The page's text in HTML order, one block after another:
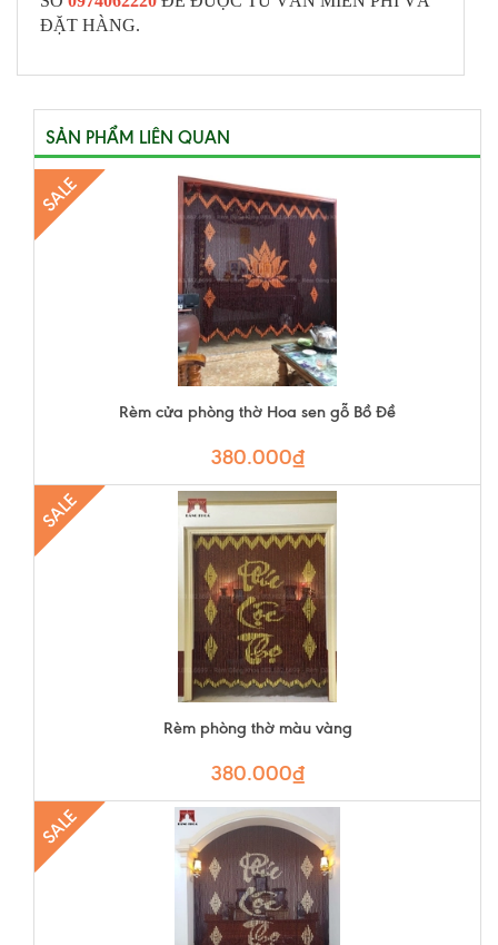
ĐẶT HÀNG.
SẢN PHẨM LIÊN QUAN
SALE
Rèm cửa phòng thờ Hoa sen gỗ Bồ Đề
380.000₫
SALE
Rèm phòng thờ màu vàng
380.000₫
SALE